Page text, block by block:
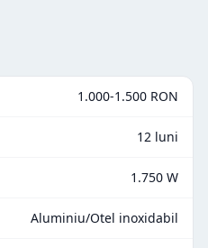
1.000-1.500 RON
12 luni
1.750 W
Aluminiu/Otel inoxidabil